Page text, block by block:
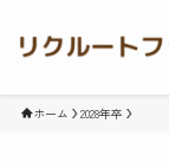
ホーム 2028年卒